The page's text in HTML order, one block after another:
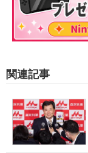
関連記事